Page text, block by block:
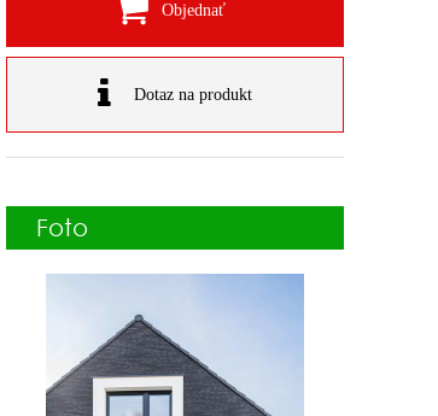
Objednať
Dotaz na produkt
Foto